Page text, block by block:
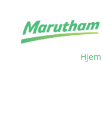
Hjem